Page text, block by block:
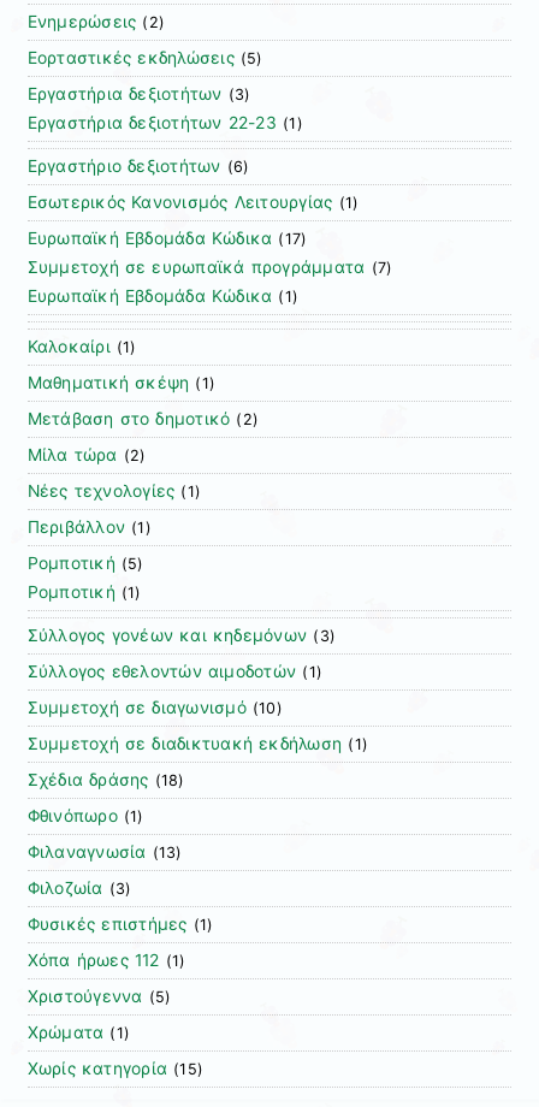
Ενημερώσεις (2)
Εορταστικές εκδηλώσεις(5)
Εργαστήρια δεξιοτήτων (3)
Εργαστήρια δεξιοτήτων 22-23 (1)
Εργαστήριο δεξιοτήτων (6)
Εσωτερικός Κανονισμός Λειτουργίας (1)
Ευρωπαϊκή Εβδομάδα Κώδικα (17)
Συμμετοχή σε ευρωπαϊκά προγράμματα (7)
Ευρωπαϊκή Εβδομάδα Κώδικα (1)
Καλοκαίρι (1)
Μαθηματική σκέψη (1)
Μετάβαση στο δημοτικό (2)
Μίλα τώρα (2)
Νέες τεχνολογίες (1)
Περιβάλλον (1)
Ρομποτική (5)
Ρομποτική (1)
Σύλλογος γονέων και κηδεμόνων (3)
Σύλλογος εθελοντών αιμοδοτών (1)
Συμμετοχή σε διαγωνισμό(10)
Συμμετοχή σε διαδικτυακή εκδήλωση (1)
Σχέδια δράσης (18)
Φθινόπωρο(1)
Φιλαναγνωσία (13)
Φιλοζωία (3)
Φυσικές επιστήμες (1)
Χόπα ήρωες 112 (1)
Χριστούγεννα (5)
Χρώματα (1)
Χωρίς κατηγορία (15)